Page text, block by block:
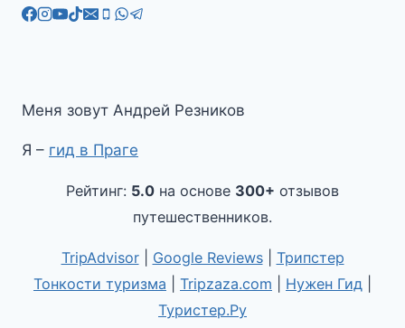
Меня зовут Андрей Резников
Я – гид в Праге
Рейтинг: 5.0 на основе 300+ отзывов
путешественников.
TripAdvisor| Google Reviews| Трипстер
Тонкости туризма
Tripzaza.com Нужен Гид
Туристер.Ру